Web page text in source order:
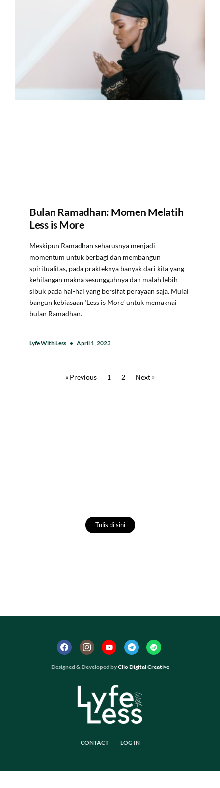
Bulan Ramadhan: Momen Melatih
Less is More
Meskipun Ramadhan seharusnya menjadi
momentum untuk berbagi dan membangun
spiritualitas, pada prakteknya banyak dari kita yang
kehilangan makna sesungguhnya dan malah lebih
sibuk pada hal-hal yang bersifat perayaan saja. Mulai
bangun kebiasaan ‘Less is More’ untuk memaknai
bulan Ramadhan.
Lyfe With Less April 1, 2023
« Previous 1 2 Next »
Tulis di sini
Designed & Developed byClio Digital Creative
CONTACT LOG IN